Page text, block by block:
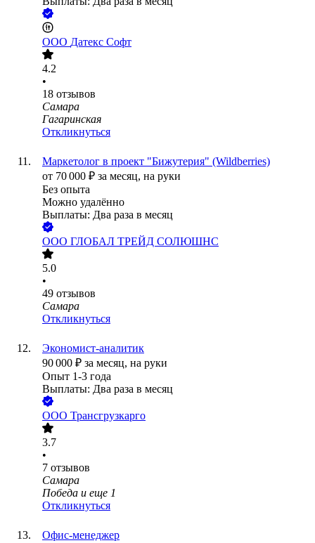
ООО Датекс Софт
4.2
•
18 отзывов
Самара
Гагаринская
Откликнуться
Маркетолог в проект "Бижутерия" (Wildberries)
от 70 000 ₽ за месяц, на руки
Без опыта
Можно удалённо
Выплаты: Два раза в месяц
ООО ГЛОБАЛ ТРЕЙД СОЛЮШНС
5.0
•
49 отзывов
Самара
Откликнуться
Экономист-аналитик
90 000 ₽ за месяц, на руки
Опыт 1-3 года
Выплаты: Два раза в месяц
ООО Трансгрузкарго
3.7
•
7 отзывов
Самара
Победа и еще 1
Откликнуться
Офис-менеджер